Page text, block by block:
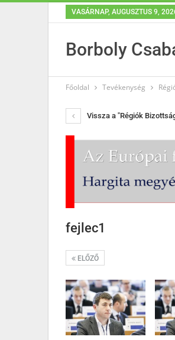
VASÁRNAP, AUGUSZTUS 9,
Borboly
Főoldal Tevékenység
Vissza a "Régiók
fejlec1
ELŐZŐ